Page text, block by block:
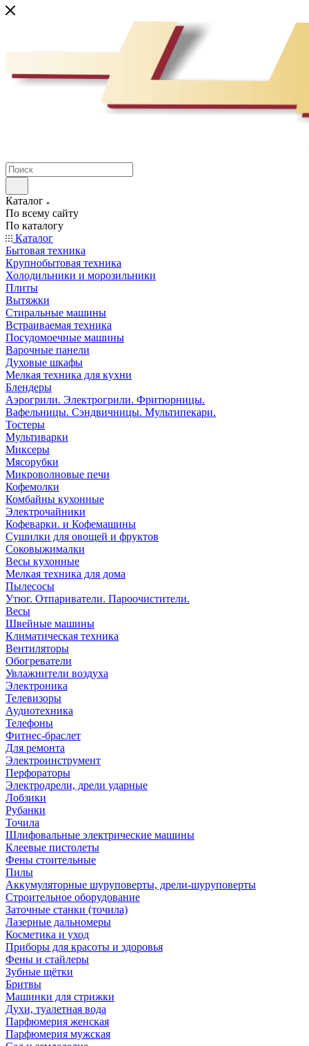
Каталог
По всему сайту
По каталогу
Каталог
Бытовая техника
Крупнобытовая техника
Холодильники и морозильники
Плиты
Вытяжки
Стиральные машины
Встраиваемая техника
Посудомоечные машины
Варочные панели
Духовые шкафы
Мелкая техника для кухни
Блендеры
Аэрогрили. Электрогрили. Фритюрницы.
Вафельницы. Сэндвичницы. Мультипекари.
Тостеры
Мультиварки
Миксеры
Мясорубки
Микроволновые печи
Кофемолки
Комбайны кухонные
Электрочайники
Кофеварки. и Кофемашины
Сушилки для овощей и фруктов
Соковыжималки
Весы кухонные
Мелкая техника для дома
Пылесосы
Утюг. Отпариватели. Пароочистители.
Весы
Швейные машины
Климатическая техника
Вентиляторы
Обогреватели
Увлажнители воздуха
Электроника
Телевизоры
Аудиотехника
Телефоны
Фитнес-браслет
Для ремонта
Электроинструмент
Перфораторы
Электродрели, дрели ударные
Лобзики
Рубанки
Точила
Шлифовальные электрические машины
Клеевые пистолеты
Фены стоительные
Пилы
Аккумуляторные шуруповерты, дрели-шуруповерты
Строительное оборудование
Заточные станки (точила)
Лазерные дальномеры
Косметика и уход
Приборы для красоты и здоровья
Фены и стайлеры
Зубные щётки
Бритвы
Машинки для стрижки
Духи, туалетная вода
Парфюмерия женская
Парфюмерия мужская